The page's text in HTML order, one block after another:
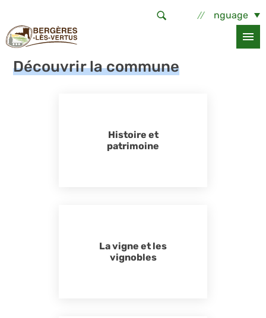
Select Language
Accueil La commune
Découvrir la commune
Histoire et
patrimoine
La vigne et les
vignobles